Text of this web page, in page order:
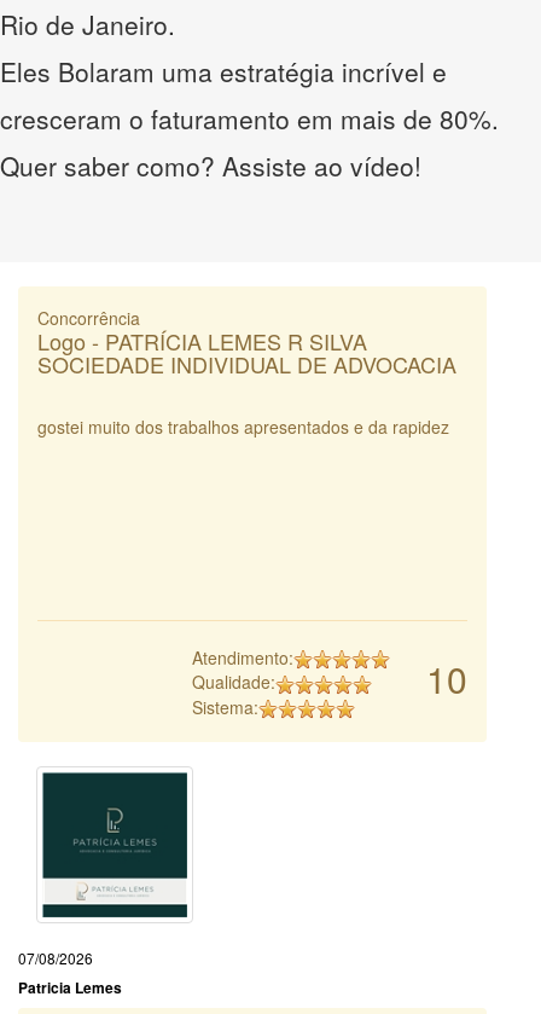
Rio de Janeiro.
Eles Bolaram uma estratégia incrível e
cresceram o faturamento em mais de 80%.
Quer saber como? Assiste ao vídeo!
Concorrência
Logo - PATRÍCIA LEMES R SILVA
SOCIEDADE INDIVIDUAL DE ADVOCACIA
gostei muito dos trabalhos apresentados e da rapidez
10
Atendimento:
Qualidade:
Sistema:
07/08/2026
Patricia Lemes